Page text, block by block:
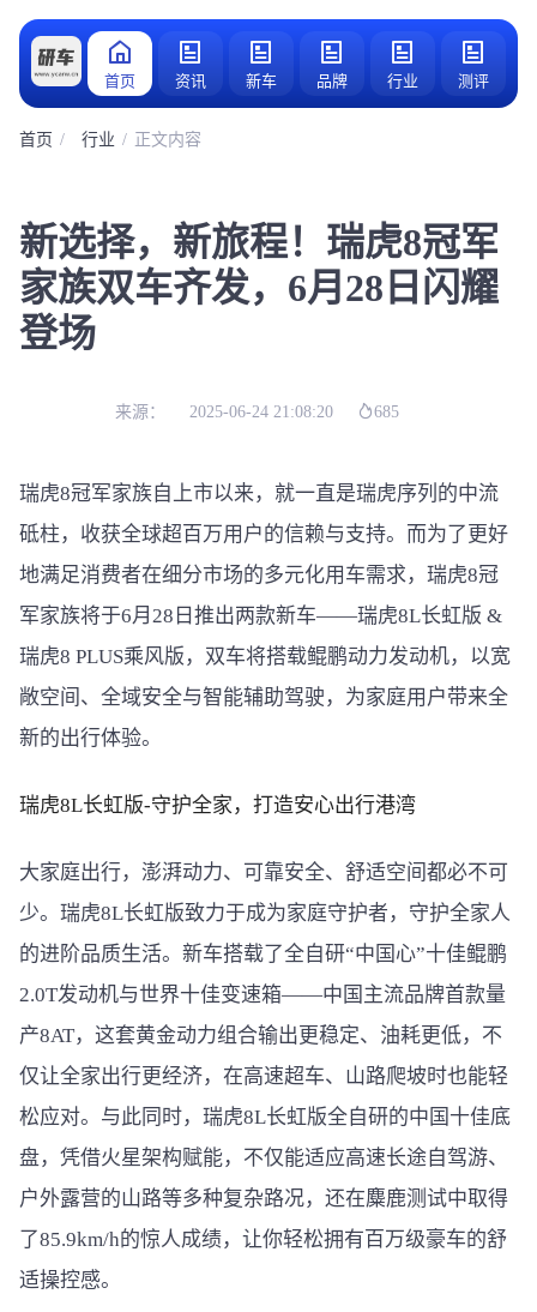
首页 资讯 新车 品牌 行业 测评
首页 行业 正文内容
新选择，新旅程！瑞虎8冠军
家族双车齐发，6月28日闪耀
登场
来源： 2025-06-24 21:08:20 685
瑞虎8冠军家族自上市以来，就一直是瑞虎序列的中流
砥柱，收获全球超百万用户的信赖与支持。而为了更好
地满足消费者在细分市场的多元化用车需求，瑞虎8冠
军家族将于6月28日推出两款新车——瑞虎8L长虹版 &
瑞虎8 PLUS乘风版，双车将搭载鲲鹏动力发动机，以宽
敞空间、全域安全与智能辅助驾驶，为家庭用户带来全
新的出行体验。
瑞虎8L长虹版-守护全家，打造安心出行港湾
大家庭出行，澎湃动力、可靠安全、舒适空间都必不可
少。瑞虎8L长虹版致力于成为家庭守护者，守护全家人
的进阶品质生活。新车搭载了全自研“中国心”十佳鲲鹏
2.0T发动机与世界十佳变速箱——中国主流品牌首款量
产8AT，这套黄金动力组合输出更稳定、油耗更低，不
仅让全家出行更经济，在高速超车、山路爬坡时也能轻
松应对。与此同时，瑞虎8L长虹版全自研的中国十佳底
盘，凭借火星架构赋能，不仅能适应高速长途自驾游、
户外露营的山路等多种复杂路况，还在麋鹿测试中取得
了85.9km/h的惊人成绩，让你轻松拥有百万级豪车的舒
适操控感。